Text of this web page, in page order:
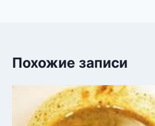
Похожие записи